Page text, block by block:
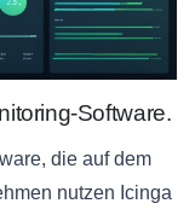
Software.
die auf dem
nutzen Icinga